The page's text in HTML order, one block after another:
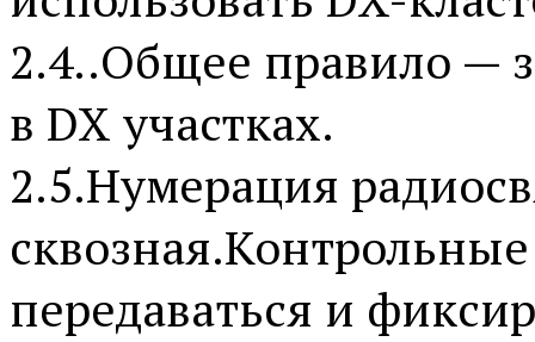
2.4..Общее правило —
в DX участках.
2.5.Нумерация
передаваться и